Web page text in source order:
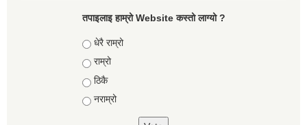
तपाइलाइ हाम्रो Website कस्तो लाग्यो ?
Choices
धेरै राम्रो
राम्रो
ठिकै
नराम्रो